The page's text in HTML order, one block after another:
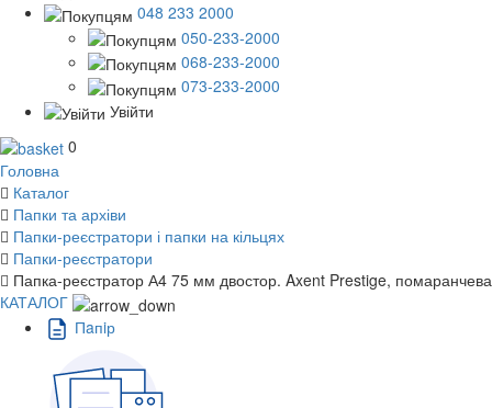
048 233 2000
050-233-2000
068-233-2000
073-233-2000
Увійти
0
Головна
Каталог
Папки та архіви
Папки-реєстратори і папки на кільцях
Папки-реєстратори
Папка-реєстратор А4 75 мм двостор. Axent Prestige, помаранчева
КАТАЛОГ
Пaпiр